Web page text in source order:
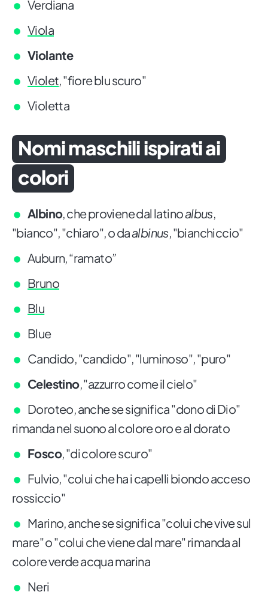
Verdiana
Viola
Violante
Violet, "fiore blu scuro"
Violetta
Nomi maschili ispirati ai
colori
Albino, che proviene dal latinoalbus,
"bianco", "chiaro", o daalbinus, "bianchiccio"
Auburn, “ramato”
Bruno
Blu
Blue
Candido, "candido", "luminoso", "puro"
Celestino, "azzurro come il cielo"
Doroteo, anche se significa "dono di Dio"
rimanda nel suono al colore oro e al dorato
Fosco, "di colore scuro"
Fulvio, "colui che ha i capelli biondo acceso
rossiccio"
Marino, anche se significa "colui che vive sul
mare" o "colui che viene dal mare" rimanda al
colore verde acqua marina
Neri